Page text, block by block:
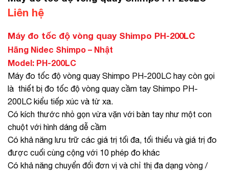
Liên hệ
Máy đo tốc độ vòng quay Shimpo PH-200LC
Hãng Nidec Shimpo – Nhật
Model: PH-200LC
Máy đo tốc độ vòng quay Shimpo PH-200LC hay còn gọi
là thiết bị đo tốc độ vòng quay cầm tay Shimpo PH-
200LC kiểu tiếp xúc và từ xa.
Có kích thước nhỏ gọn vừa vặn với bàn tay như một con
chuột với hình dáng dễ cầm
Có khả năng lưu trữ các giá trị tối đa, tối thiểu và giá trị đo
được cuối cùng cộng với 10 phép đo khác
Có khả năng chuyển đổi đơn vị và chỉ thị đa dạng vòng /